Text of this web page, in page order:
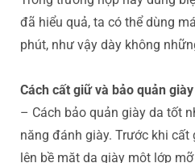
đã hiểu quả, ta có thể dùng
phút, như vậy dày không
Cách cất giữ và bảo quản
– Cách bảo quản giày da tốt
năng đánh giày. Trước khi cất
lên bề mặt da giày một lớp